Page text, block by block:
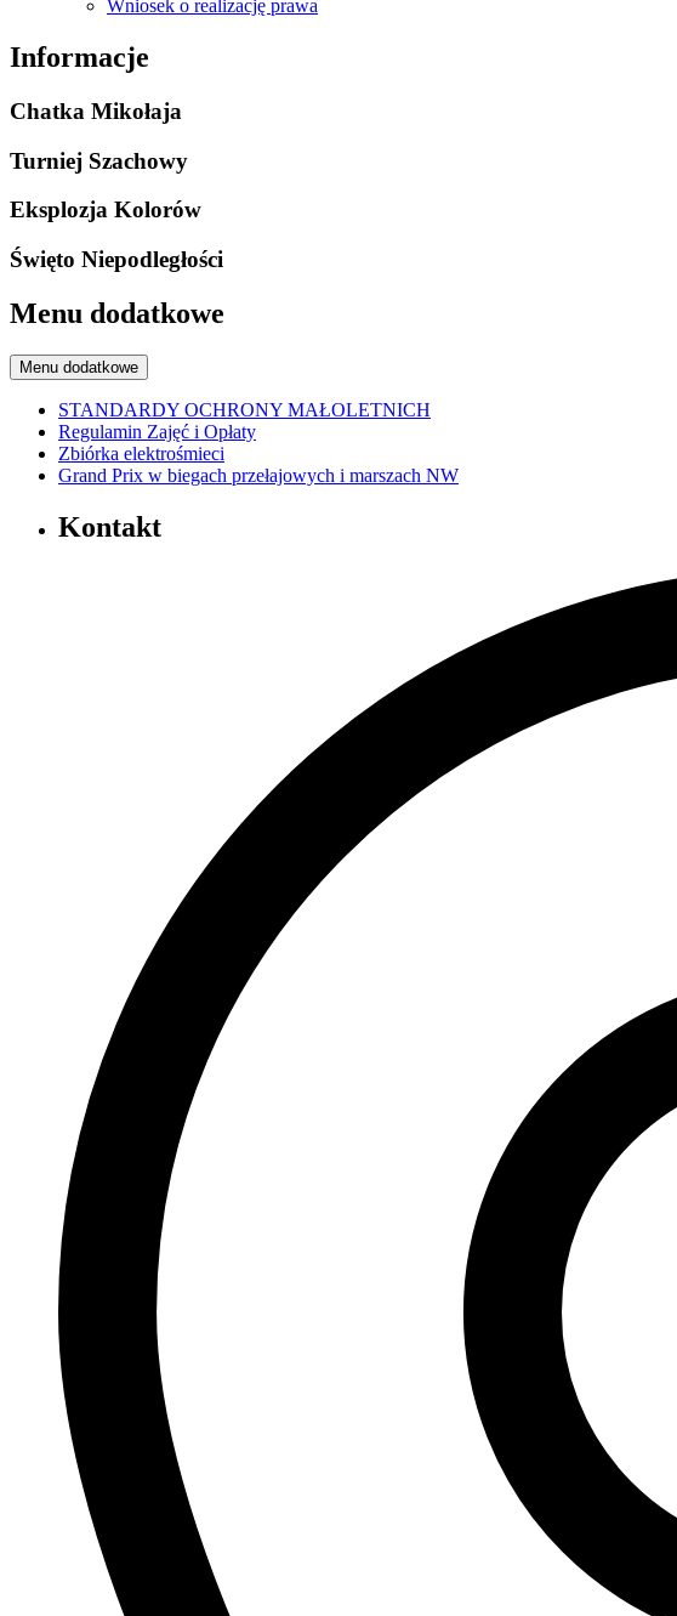
Wniosek o realizację prawa
Informacje
Chatka Mikołaja
Turniej Szachowy
Eksplozja Kolorów
Święto Niepodległości
Menu dodatkowe
Menu dodatkowe
STANDARDY OCHRONY MAŁOLETNICH
Regulamin Zajęć i Opłaty
Zbiórka elektrośmieci
Grand Prix w biegach przełajowych i marszach NW
Kontakt